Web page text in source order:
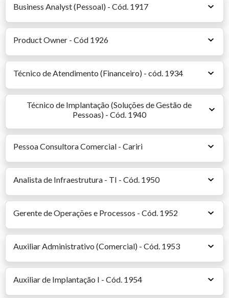
Business Analyst (Pessoal) - Cód. 1917
Product Owner - Cód 1926
Técnico de Atendimento (Financeiro) - cód. 1934
Técnico de Implantação (Soluções de Gestão de
Pessoas) - Cód. 1940
Pessoa Consultora Comercial - Cariri
Analista de Infraestrutura - TI - Cód. 1950
Gerente de Operações e Processos - Cód. 1952
Auxiliar Administrativo (Comercial) - Cód. 1953
Auxiliar de Implantação I - Cód. 1954